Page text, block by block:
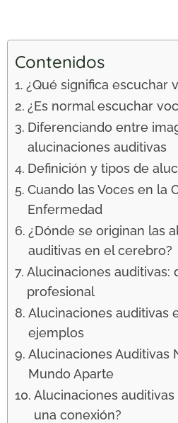
Contenidos
¿Qué significa escuchar
¿Es normal escuchar
Diferenciando entre
alucinaciones auditivas
Definición y tipos de
Cuando las Voces en la
Enfermedad
¿Dónde se originan las
auditivas en el cerebro?
Alucinaciones auditivas:
profesional
Alucinaciones auditivas
ejemplos
Alucinaciones Auditivas
Mundo Aparte
Alucinaciones auditivas
una conexión?